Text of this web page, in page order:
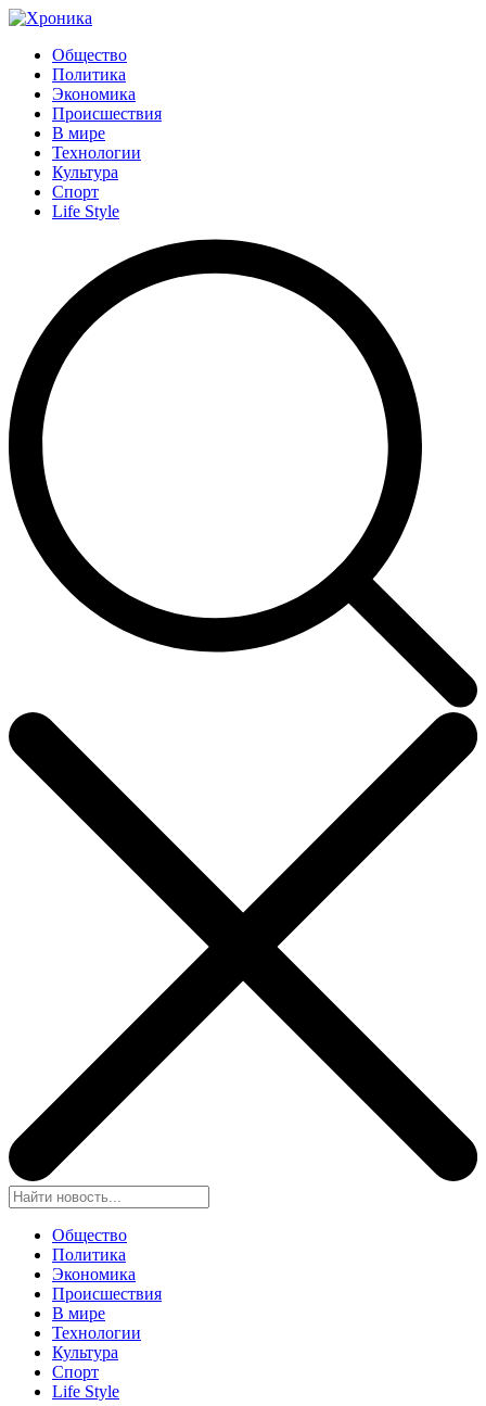
Общество
Политика
Экономика
Происшествия
В мире
Технологии
Культура
Спорт
Life Style
Общество
Политика
Экономика
Происшествия
В мире
Технологии
Культура
Спорт
Life Style